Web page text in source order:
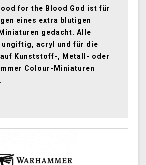
for the Blood God ist für
eines extra blutigen
gedacht. Alle
ungiftig, acryl und für die
auf Kunststoff-, Metall- oder
Colour-Miniaturen